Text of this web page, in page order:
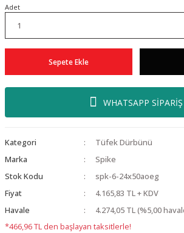
Adet
Sepete Ekle
WHATSAPP SİPARİŞ
Kategori
Tüfek Dürbünü
Marka
Spike
Stok Kodu
spk-6-24x50aoeg
Fiyat
4.165,83 TL + KDV
Havale
4.274,05 TL (%5,00
*466,96 TL den başlayan taksitlerle!